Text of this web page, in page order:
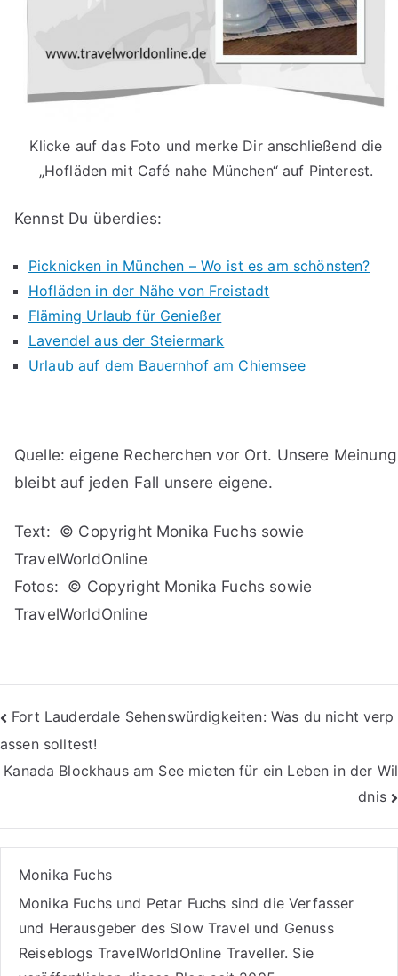
Klicke auf das Foto und merke Dir anschließend die
„Hofläden mit Café nahe München“ auf Pinterest.
Kennst Du überdies:
Picknicken in München – Wo ist es am schönsten?
Hofläden in der Nähe von Freistadt
Fläming Urlaub für Genießer
Lavendel aus der Steiermark
Urlaub auf dem Bauernhof am Chiemsee
Quelle: eigene Recherchen vor Ort. Unsere Meinung
bleibt auf jeden Fall unsere eigene.
Text: © Copyright Monika Fuchs sowie
TravelWorldOnline
Fotos: © Copyright Monika Fuchs sowie
TravelWorldOnline
Beitragsnavigation
Fort Lauderdale Sehenswürdigkeiten: Was du nicht verp
assen solltest!
Kanada Blockhaus am See mieten für ein Leben in der Wil
dnis
Monika Fuchs
Monika Fuchs und Petar Fuchs sind die Verfasser
und Herausgeber des Slow Travel und Genuss
Reiseblogs TravelWorldOnline Traveller. Sie